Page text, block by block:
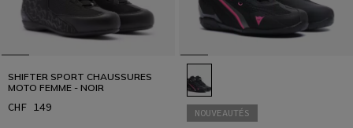
SHIFTER SPORT CHAUSSURES
MOTO FEMME - NOIR
CHF 149
NOUVEAUTÉS